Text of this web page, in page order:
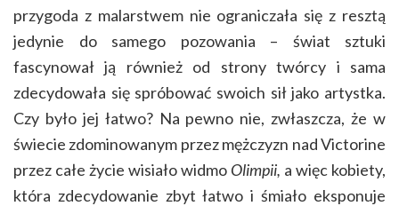
przygoda z malarstwem nie ograniczała się z resztą
jedynie do samego pozowania – świat sztuki
fascynował ją również od strony twórcy i sama
zdecydowała się spróbować swoich sił jako artystka.
Czy było jej łatwo? Na pewno nie, zwłaszcza, że w
świecie zdominowanym przez mężczyzn nad Victorine
przez całe życie wisiało widmo Olimpii, a więc kobiety,
która zdecydowanie zbyt łatwo i śmiało eksponuje